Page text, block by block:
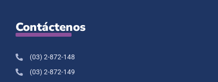
Contáctenos
(03) 2-872-148
(03) 2-872-149